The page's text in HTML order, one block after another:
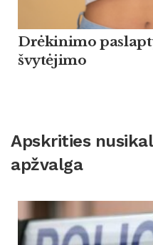
Drėkinimo
švytėjimo
Apskrities
apžvalga